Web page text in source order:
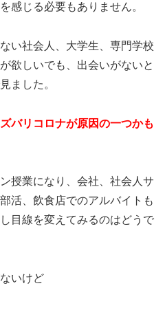
感じる必要もありません。
い社会人、大学生、専門学校
欲しいでも、出会いがないと
ました。
バリコロナが原因の一つかも
授業になり、会社、社会人サ
活、飲食店でのアルバイトも
目線を変えてみるのはどうで
いけど